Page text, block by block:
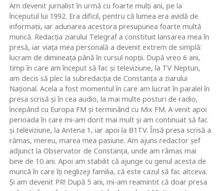
Am devenit jurnalist în urmă cu foarte mulţi ani, pe la
începutul lui 1992. Era dificil, pentru că lumea era avidă de
informaţii, iar adunarea acestora presupunea foarte multă
muncă. Redacţia ziarului Telegraf a constituit lansarea mea în
presă, iar viaţa mea personală a devenit extrem de simplă:
lucram de dimineaţa până în cursul nopţii. După vreo 6 ani,
timp în care am început să fac şi televiziune, la TV Neptun,
am decis să plec la subredacţia de Constanţa a ziarului
Naţional. Acela a fost momentul în care am lucrat în paralel în
presa scrisă şi în cea audio, la mai multe posturi de radio,
începând cu Europa FM şi terminând cu Mix FM. A venit apoi
perioada în care mi-am dorit mai mult şi am continuat să fac
şi televiziune, la Antena 1, iar apoi la B1TV. Însă presa scrisă a
rămas, mereu, marea mea pasiune. Am ajuns redactor şef
adjunct la Observator de Constanţa, unde am rămas mai
bine de 10 ani. Apoi am stabilit că ajunge cu genul acesta de
muncă în care îţi neglizeji familia, că este cazul să fac altceva.
Şi am devenit PR! După 5 ani, mi-am reamintit că doar presa